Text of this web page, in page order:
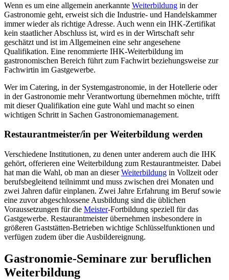
Wenn es um eine allgemein anerkannte Weiterbildung in der
Gastronomie geht, erweist sich die Industrie- und Handelskammer
immer wieder als richtige Adresse. Auch wenn ein IHK-Zertifikat
kein staatlicher Abschluss ist, wird es in der Wirtschaft sehr
geschätzt und ist im Allgemeinen eine sehr angesehene
Qualifikation. Eine renommierte IHK-Weiterbildung im
gastronomischen Bereich führt zum Fachwirt beziehungsweise zur
Fachwirtin im Gastgewerbe.
Wer im Catering, in der Systemgastronomie, in der Hotellerie oder
in der Gastronomie mehr Verantwortung übernehmen möchte, trifft
mit dieser Qualifikation eine gute Wahl und macht so einen
wichtigen Schritt in Sachen Gastronomiemanagement.
Restaurantmeister/in per Weiterbildung werden
Verschiedene Institutionen, zu denen unter anderem auch die IHK
gehört, offerieren eine Weiterbildung zum Restaurantmeister. Dabei
hat man die Wahl, ob man an dieserWeiterbildung in Vollzeit oder
berufsbegleitend teilnimmt und muss zwischen drei Monaten und
zwei Jahren dafür einplanen. Zwei Jahre Erfahrung im Beruf sowie
eine zuvor abgeschlossene Ausbildung sind die üblichen
Voraussetzungen für die Meister-Fortbildung speziell für das
Gastgewerbe. Restaurantmeister übernehmen insbesondere in
größeren Gaststätten-Betrieben wichtige Schlüsselfunktionen und
verfügen zudem über die Ausbildereignung.
Gastronomie-Seminare zur beruflichen
Weiterbildung